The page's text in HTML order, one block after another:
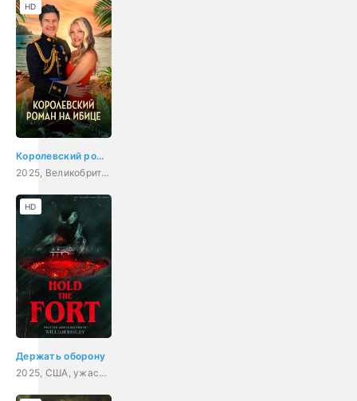
Королевский роман на Ибице
2025, Великобритания, мелодрама
HD
Держать оборону
2025, США, ужасы, комедия
HD